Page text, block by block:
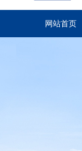
网站首页